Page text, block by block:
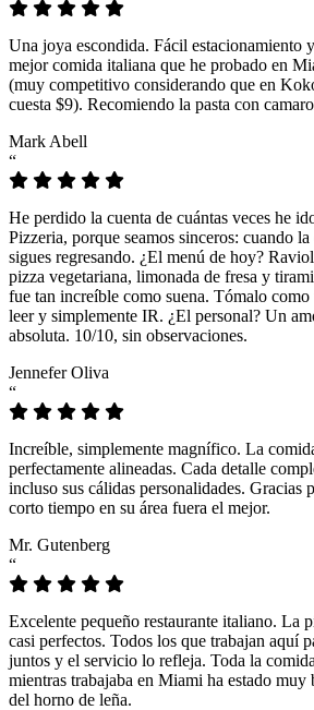
Una joya escondida. Fácil estacionamiento
mejor comida italiana que he probado en
(muy competitivo considerando que en
cuesta $9). Recomiendo la pasta con
Mark Abell
“
He perdido la cuenta de cuántas veces he
Pizzeria, porque seamos sinceros: cuando
sigues regresando. ¿El menú de hoy?
pizza vegetariana, limonada de fresa y
fue tan increíble como suena. Tómalo como
leer y simplemente IR. ¿El personal? Un
absoluta. 10/10, sin observaciones.
Jennefer Oliva
“
Increíble, simplemente magnífico. La
perfectamente alineadas. Cada detalle
incluso sus cálidas personalidades. Gracias
corto tiempo en su área fuera el mejor.
Mr. Gutenberg
“
Excelente pequeño restaurante italiano. La
casi perfectos. Todos los que trabajan aquí
juntos y el servicio lo refleja. Toda la
mientras trabajaba en Miami ha estado muy
del horno de leña.